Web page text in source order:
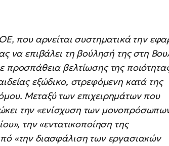
που αρνείται συστηματικά την
να επιβάλει τη βούλησή της στη
βελτίωσης της
εξώδικο, στρεφόμενη κατά της
Μεταξύ των επιχειρημάτων που
την «ενίσχυση των
την «εντατικοποίηση της
«την διασφάλιση των εργασιακών